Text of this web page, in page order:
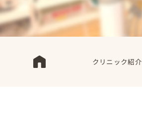
クリニック紹介